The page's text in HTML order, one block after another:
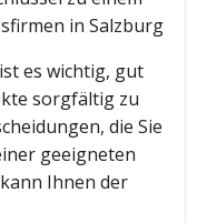
in Salzburg
es wichtig, gut
sorgfältig zu
die Sie
geeigneten
Ihnen der